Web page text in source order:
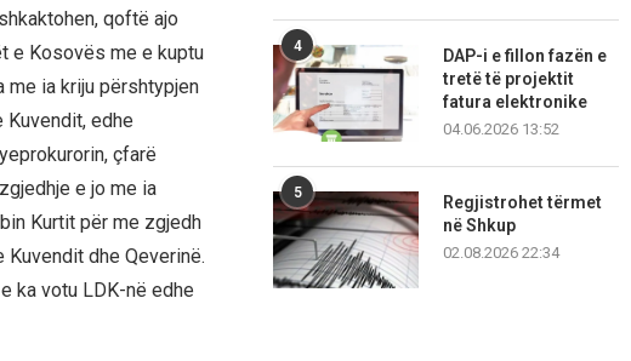
qoftë ajo
e Kosovës me e kuptu
ia kriju përshtypjen
edhe
çfarë
e jo me ia
Kurtit për me zgjedh
dhe Qeverinë.
ka votu LDK-në edhe
4
DAP-i e fillon fazën e
tretë të projektit
fatura elektronike
04.06.2026 13:52
5
Regjistrohet tërmet
në Shkup
02.08.2026 22:34